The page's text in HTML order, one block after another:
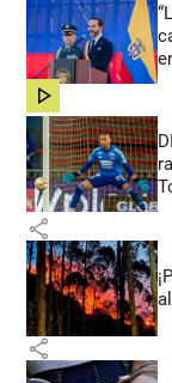
share
share
share